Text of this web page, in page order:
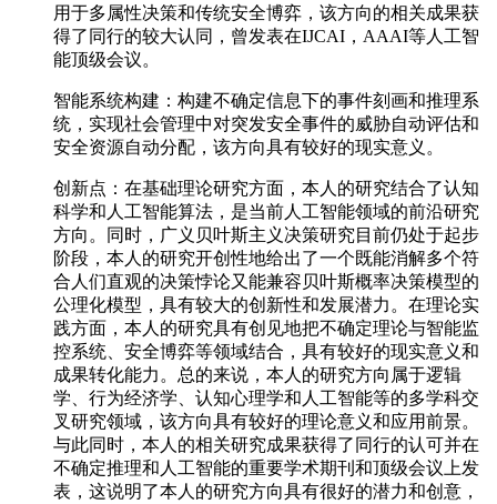
用于多属性决策和传统安全博弈，该方向的相关成果获
得了同行的较大认同，曾发表在IJCAI，AAAI等人工智
能顶级会议。
智能系统构建：构建不确定信息下的事件刻画和推理系
统，实现社会管理中对突发安全事件的威胁自动评估和
安全资源自动分配，该方向具有较好的现实意义。
创新点：在基础理论研究方面，本人的研究结合了认知
科学和人工智能算法，是当前人工智能领域的前沿研究
方向。同时，广义贝叶斯主义决策研究目前仍处于起步
阶段，本人的研究开创性地给出了一个既能消解多个符
合人们直观的决策悖论又能兼容贝叶斯概率决策模型的
公理化模型，具有较大的创新性和发展潜力。在理论实
践方面，本人的研究具有创见地把不确定理论与智能监
控系统、安全博弈等领域结合，具有较好的现实意义和
成果转化能力。总的来说，本人的研究方向属于逻辑
学、行为经济学、认知心理学和人工智能等的多学科交
叉研究领域，该方向具有较好的理论意义和应用前景。
与此同时，本人的相关研究成果获得了同行的认可并在
不确定推理和人工智能的重要学术期刊和顶级会议上发
表，这说明了本人的研究方向具有很好的潜力和创意，